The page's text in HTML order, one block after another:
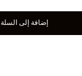
إضافة إلى السلة